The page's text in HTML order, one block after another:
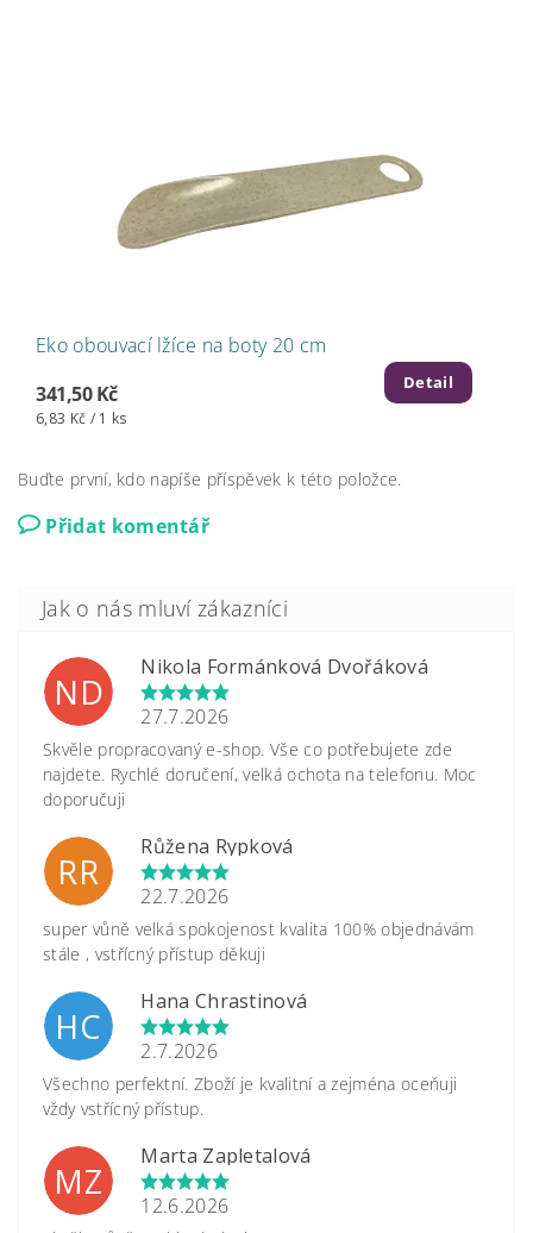
Eko obouvací lžíce na boty 20 cm
341,50 Kč
6,83 Kč / 1 ks
Detail
Buďte první, kdo napíše příspěvek k této položce.
Přidat komentář
ND
Nikola Formánková Dvořáková
27.7.2026
Skvěle propracovaný e-shop. Vše co potřebujete zde
najdete. Rychlé doručení, velká ochota na telefonu. Moc
doporučuji
RR
Růžena Rypková
22.7.2026
super vůně velká spokojenost kvalita 100% objednávám
stále , vstřícný přístup děkuji
HC
Hana Chrastinová
2.7.2026
Všechno perfektní. Zboží je kvalitní a zejména oceňuji
vždy vstřícný přístup.
MZ
Marta Zapletalová
12.6.2026